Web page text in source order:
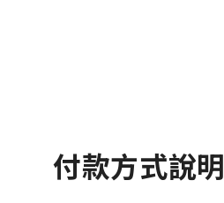
付款方式說明